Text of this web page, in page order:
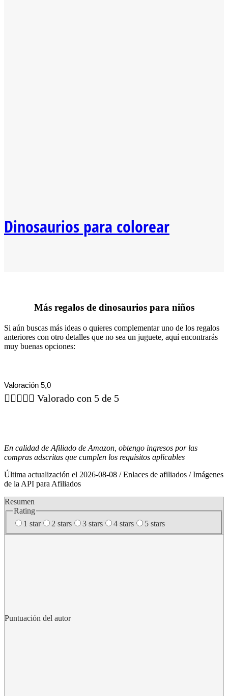
Dinosaurios para colorear
Más regalos de dinosaurios para niños
Si aún buscas más ideas o quieres complementar uno de los regalos
anteriores con otro detalles que no sea un juguete, aquí encontrarás
muy buenas opciones:
Valoración 5,0
 Valorado con 5 de 5
En calidad de Afiliado de Amazon, obtengo ingresos por las
compras adscritas que cumplen los requisitos aplicables
Última actualización el 2026-08-08 / Enlaces de afiliados / Imágenes
de la API para Afiliados
Resumen
Rating
1 star
2 stars 3 stars 4 stars 5 stars
Puntuación del autor